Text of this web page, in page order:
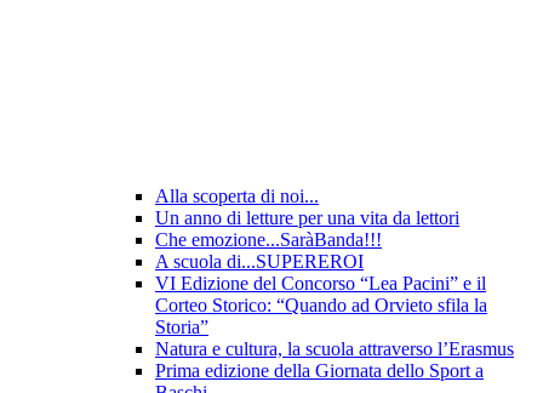
Alla scoperta di noi...
Un anno di letture per una vita da lettori
Che emozione...SaràBanda!!!
A scuola di...SUPEREROI
VI Edizione del Concorso “Lea Pacini” e il
Corteo Storico: “Quando ad Orvieto sfila la
Storia”
Natura e cultura, la scuola attraverso l’Erasmus
Prima edizione della Giornata dello Sport a